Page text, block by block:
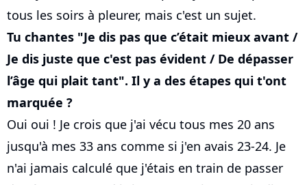
tous les soirs à pleurer, mais c'est un sujet.
Tu chantes "Je dis pas que c’était mieux avant /
Je dis juste que c'est pas évident / De dépasser
l’âge qui plait tant". Il y a des étapes qui t'ont
marquée ?
Oui oui ! Je crois que j'ai vécu tous mes 20 ans
jusqu'à mes 33 ans comme si j'en avais 23-24. Je
n'ai jamais calculé que j'étais en train de passer